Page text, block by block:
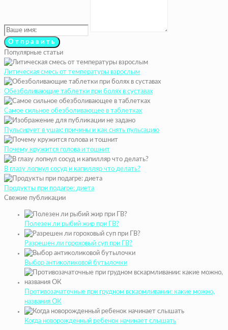
Популярные статьи
Литическая смесь от температуры взрослым
Обезболивающие таблетки при болях в суставах
Самое сильное обезболивающее в таблетках
Пульсирует в ушах: причины и как снять пульсацию
Почему кружится голова и тошнит
В глазу лопнул сосуд и капилляр что делать?
Продукты при подагре: диета
Свежие публикации
Полезен ли рыбий жир при ГВ?
Разрешен ли гороховый суп при ГВ?
Выбор антиколиковой бутылочки
Противозачаточные при грудном вскармливании: какие можно,
названия ОК
Когда новорожденный ребенок начинает слышать